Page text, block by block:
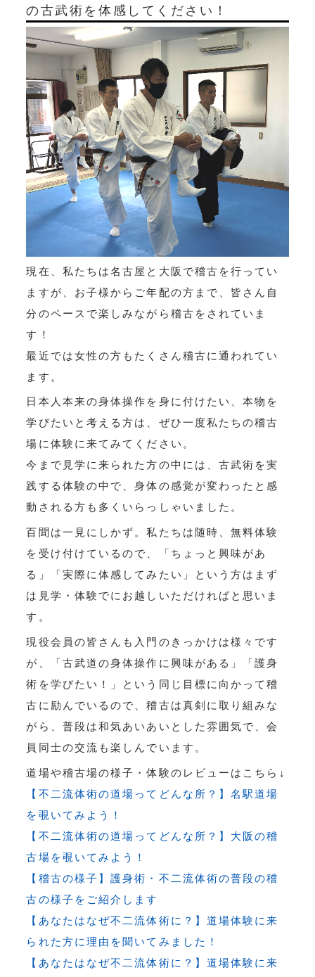
の古武術を体感してください！
現在、私たちは名古屋と大阪で稽古を行ってい
ますが、お子様からご年配の方まで、皆さん自
分のペースで楽しみながら稽古をされていま
す！
最近では女性の方もたくさん稽古に通われてい
ます。
日本人本来の身体操作を身に付けたい、本物を
学びたいと考える方は、ぜひ一度私たちの稽古
場に体験に来てみてください。
今まで見学に来られた方の中には、古武術を実
践する体験の中で、身体の感覚が変わったと感
動される方も多くいらっしゃいました。
百聞は一見にしかず。私たちは随時、無料体験
を受け付けているので、「ちょっと興味があ
る」「実際に体感してみたい」という方はまず
は見学・体験でにお越しいただければと思いま
す。
現役会員の皆さんも入門のきっかけは様々です
が、「古武道の身体操作に興味がある」「護身
術を学びたい！」という同じ目標に向かって稽
古に励んでいるので、稽古は真剣に取り組みな
がら、普段は和気あいあいとした雰囲気で、会
員同士の交流も楽しんでいます。
道場や稽古場の様子・体験のレビューはこちら↓
【不二流体術の道場ってどんな所？】名駅道場
を覗いてみよう！
【不二流体術の道場ってどんな所？】大阪の稽
古場を覗いてみよう！
【稽古の様子】護身術・不二流体術の普段の稽
古の様子をご紹介します
【あなたはなぜ不二流体術に？】道場体験に来
られた方に理由を聞いてみました！
【あなたはなぜ不二流体術に？】道場体験に来